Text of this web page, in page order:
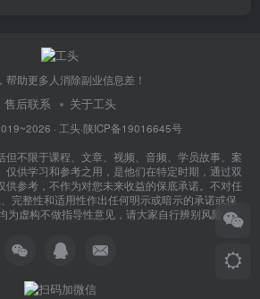
帮助更多人消除副业信息差！
售后联系 关于工头
· 工头·陕ICP备19016645号
但不限于课程、文章、视频、音频、学员故事、案
仅供学习和参考之用，是他们在特定时期，通过双
供参考，不作为对您未来收益的保底承诺。不对任
完整性和适用性作出任何明示或暗示的承诺或保
为虚构不做指导性意见，请大家自行辨别风险！